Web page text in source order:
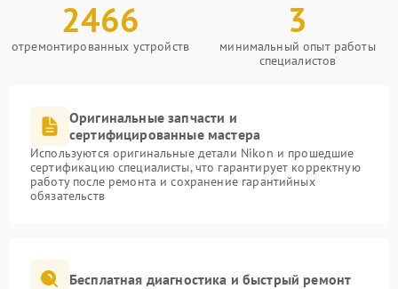
2466
отремонтированных устройств
3
минимальный опыт работы
специалистов
Оригинальные запчасти и
сертифицированные мастера
Используются оригинальные детали Nikon и прошедшие
сертификацию специалисты, что гарантирует корректную
работу после ремонта и сохранение гарантийных
обязательств
Бесплатная диагностика и быстрый ремонт